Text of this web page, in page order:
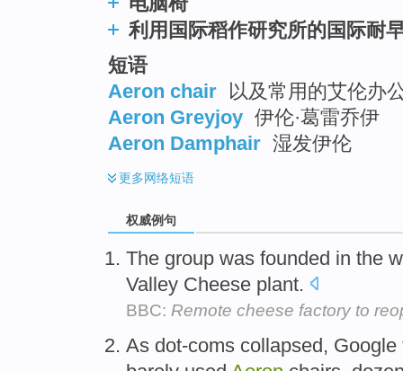
利用国际稻作研究所的国际耐
短语
Aeron chair
以及常用的艾伦办
Aeron Greyjoy 伊伦·葛雷乔伊
Aeron Damphair 湿发伊伦
更多网络短语
权威例句
The group was founded in the
Valley Cheese plant.
BBC: Remote cheese factory to
As dot-coms collapsed,